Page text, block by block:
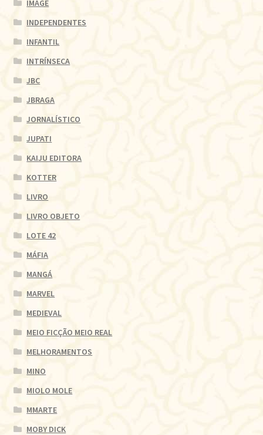
IMAGE
INDEPENDENTES
INFANTIL
INTRÍNSECA
JBC
JBRAGA
JORNALÍSTICO
JUPATI
KAIJU EDITORA
KOTTER
LIVRO
LIVRO OBJETO
LOTE 42
MÁFIA
MANGÁ
MARVEL
MEDIEVAL
MEIO FICÇÃO MEIO REAL
MELHORAMENTOS
MINO
MIOLO MOLE
MMARTE
MOBY DICK